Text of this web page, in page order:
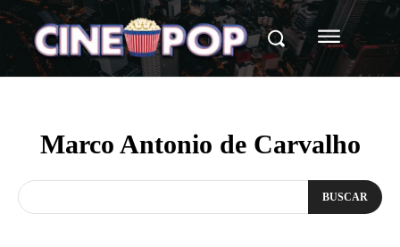
Marco Antonio de Carvalho
BUSCAR